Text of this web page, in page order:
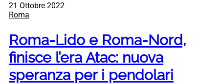
21 Ottobre 2022
Roma
Roma-Lido e Roma-Nord,
finisce l’era Atac: nuova
speranza per i pendolari